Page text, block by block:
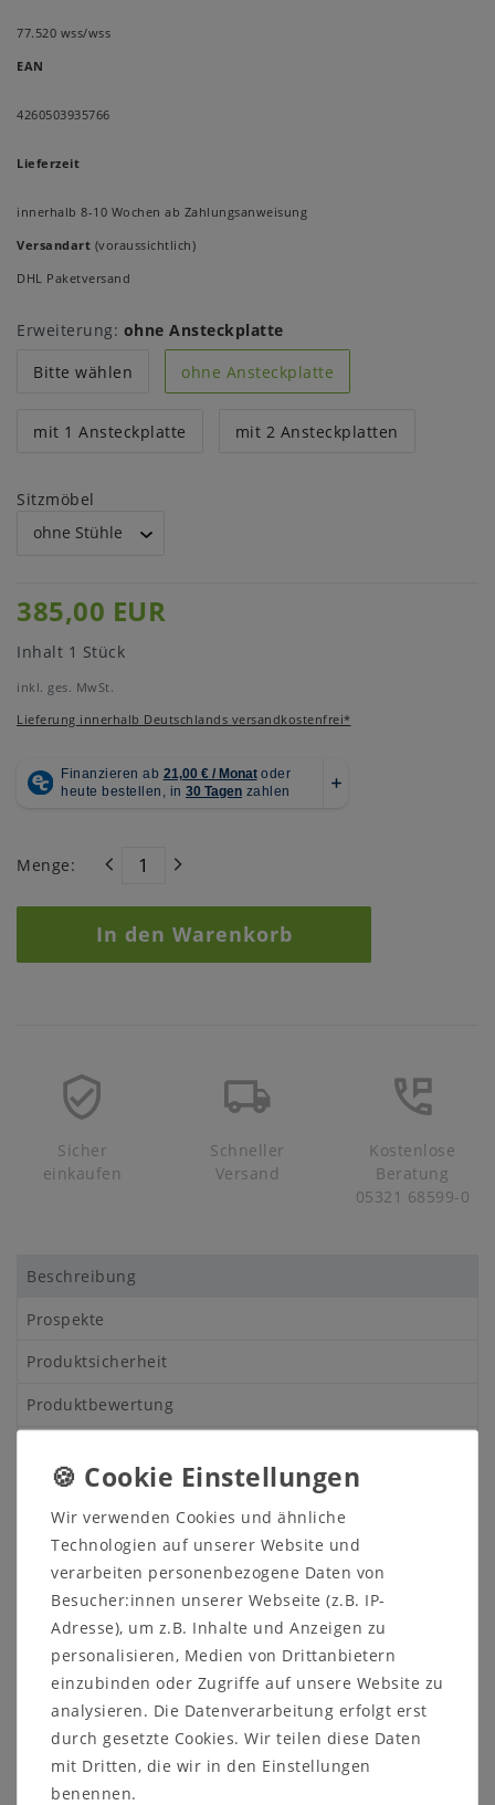
77.520 wss/wss
EAN
4260503935766
Lieferzeit
innerhalb 8-10 Wochen ab Zahlungsanweisung
Versandart (voraussichtlich)
DHL Paketversand
Erweiterung: ohne Ansteckplatte
Bitte wählen
ohne Ansteckplatte
mit 1 Ansteckplatte mit 2 Ansteckplatten
Sitzmöbel
385,00 EUR
Inhalt 1 Stück
inkl. ges. MwSt.
Lieferung innerhalb Deutschlands versandkostenfrei*
Menge:
In den Warenkorb
Sicher
einkaufen
Schneller
Versand
Kostenlose
Beratung
05321 68599-0
Beschreibung
Prospekte
Produktsicherheit
Produktbewertung
Massivholz Esstisch 78x78 cm- Kiefer
massiv Holz
Tisch, Küchentisch, Ausziehtisch Kiefer
massiv
Oberfläche: weiß lackiert
Andere Artikel des Programms finden SieHIER!
Der Esstisch hat eine quadratische Tischplatte. Auf
Wunsch können Sie auch eine oder zwei
Ansteckplatten dazu bestellen.
Wir verwenden Cookies und ähnliche
Technologien auf unserer Website und
verarbeiten personenbezogene Daten von
Besucher:innen unserer Webseite (z.B. IP-
Adresse), um z.B. Inhalte und Anzeigen zu
personalisieren, Medien von Drittanbietern
einzubinden oder Zugriffe auf unsere Website zu
analysieren. Die Datenverarbeitung erfolgt erst
durch gesetzte Cookies. Wir teilen diese Daten
mit Dritten, die wir in den Einstellungen
benennen.